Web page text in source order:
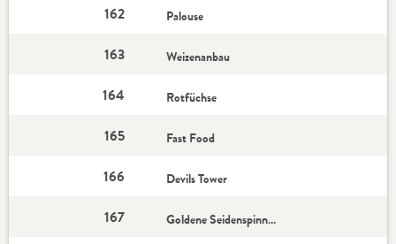
162 Palouse
163 Weizenanbau
164 Rotfüchse
165 Fast Food
166 Devils Tower
167 Goldene Seidenspinnen